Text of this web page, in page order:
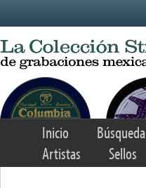
Inicio Búsqueda
Artistas
Sellos